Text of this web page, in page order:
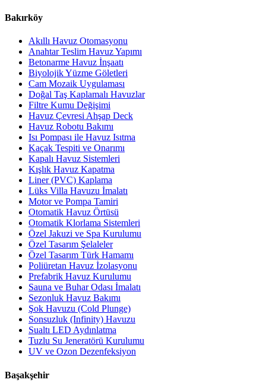
Bakırköy
Akıllı Havuz Otomasyonu
Anahtar Teslim Havuz Yapımı
Betonarme Havuz İnşaatı
Biyolojik Yüzme Göletleri
Cam Mozaik Uygulaması
Doğal Taş Kaplamalı Havuzlar
Filtre Kumu Değişimi
Havuz Çevresi Ahşap Deck
Havuz Robotu Bakımı
Isı Pompası ile Havuz Isıtma
Kaçak Tespiti ve Onarımı
Kapalı Havuz Sistemleri
Kışlık Havuz Kapatma
Liner (PVC) Kaplama
Lüks Villa Havuzu İmalatı
Motor ve Pompa Tamiri
Otomatik Havuz Örtüsü
Otomatik Klorlama Sistemleri
Özel Jakuzi ve Spa Kurulumu
Özel Tasarım Şelaleler
Özel Tasarım Türk Hamamı
Poliüretan Havuz İzolasyonu
Prefabrik Havuz Kurulumu
Sauna ve Buhar Odası İmalatı
Sezonluk Havuz Bakımı
Şok Havuzu (Cold Plunge)
Sonsuzluk (Infinity) Havuzu
Sualtı LED Aydınlatma
Tuzlu Su Jeneratörü Kurulumu
UV ve Ozon Dezenfeksiyon
Başakşehir